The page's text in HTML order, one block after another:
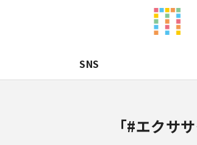
SNS
「#エクサ